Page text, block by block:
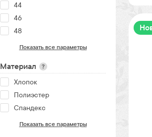
44
46
48
Показать все параметры
Материал ?
Хлопок
Полиэстер
Спандекс
Показать все параметры